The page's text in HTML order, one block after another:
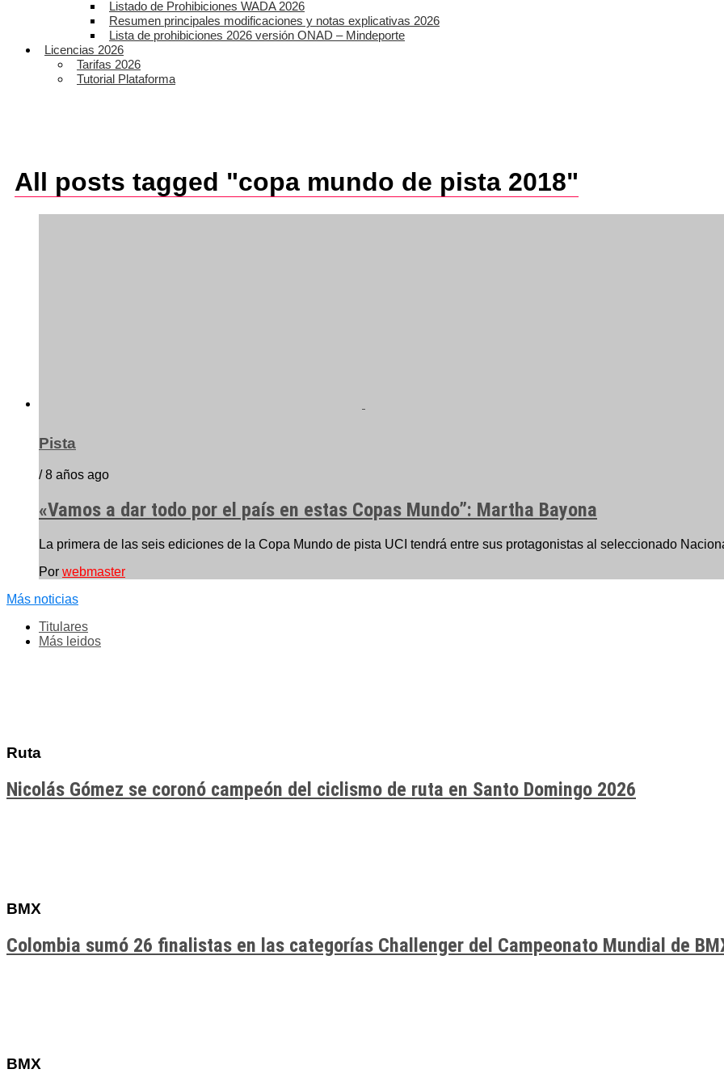
Listado de Prohibiciones WADA 2026
Resumen principales modificaciones y notas explicativas 2026
Lista de prohibiciones 2026 versión ONAD – Mindeporte
Licencias 2026
Tarifas 2026
Tutorial Plataforma
All posts tagged "copa mundo de pista 2018"
Pista
/ 8 años ago
«Vamos a dar todo por el país en estas Copas Mundo”: Martha Bayona
La primera de las seis ediciones de la Copa Mundo de pista UCI tendrá entre sus protagonistas al seleccionado
Por webmaster
Más noticias
Titulares
Más leidos
Ruta
Nicolás Gómez se coronó campeón del ciclismo de ruta en Santo Domingo 2026
BMX
Colombia sumó 26 finalistas en las categorías Challenger del Campeonato Mundial de
BMX